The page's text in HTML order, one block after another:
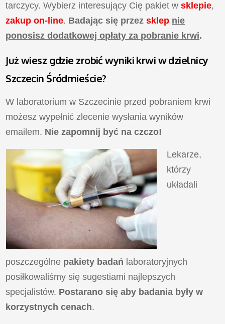
tarczycy. Wybierz interesujący Cię pakiet wsklepie,
zakup on-line. Badając się przezsklep nie
ponosisz dodatkowej opłaty za pobranie krwi.
Już wiesz gdzie zrobić wyniki krwi w dzielnicy
Szczecin Śródmieście?
W laboratorium w Szczecinie przed pobraniem krwi
możesz wypełnić zlecenie wysłania wyników
emailem. Nie zapomnij być na czczo!
Lekarze,
którzy
układali
poszczególne pakiety badań laboratoryjnych
posiłkowaliśmy się sugestiami najlepszych
specjalistów. Postarano się aby badania były w
korzystnych cenach.